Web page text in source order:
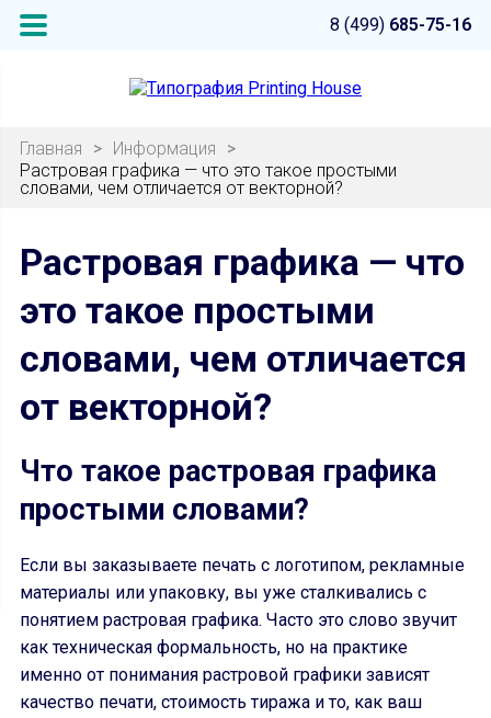
8 (499) 685-75-16
Главная > Информация
>
Растровая графика — что это такое простыми
словами, чем отличается от векторной?
Растровая графика — что
это такое простыми
словами, чем отличается
от векторной?
Что такое растровая графика
простыми словами?
Если вы заказываете печать с логотипом, рекламные
материалы или упаковку, вы уже сталкивались с
понятием растровая графика. Часто это слово звучит
как техническая формальность, но на практике
именно от понимания растровой графики зависят
качество печати, стоимость тиража и то, как ваш